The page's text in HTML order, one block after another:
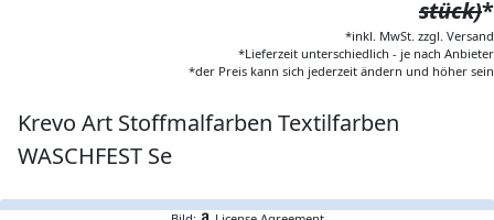
stück)*
*inkl. MwSt. zzgl. Versand
*Lieferzeit unterschiedlich - je nach Anbieter
*der Preis kann sich jederzeit ändern und höher sein
Krevo Art Stoffmalfarben Textilfarben
WASCHFEST Se